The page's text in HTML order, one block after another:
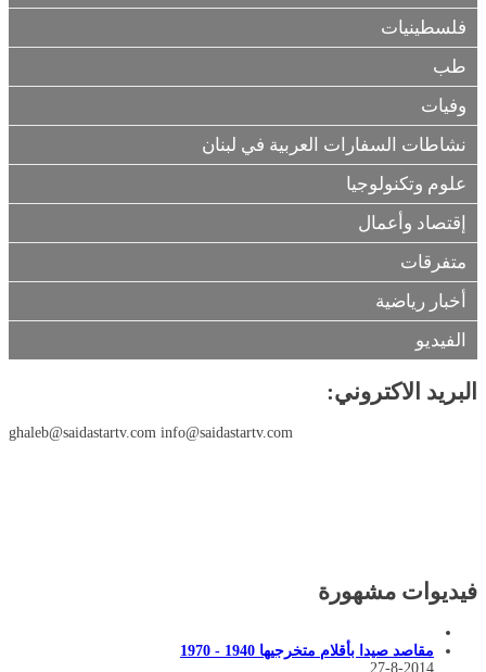
فلسطينيات
طب
وفيات
نشاطات السفارات العربية في لبنان
علوم وتكنولوجيا
إقتصاد وأعمال
متفرقات
أخبار رياضية
الفيديو
البريد الاكتروني:
ghaleb@saidastartv.com info@saidastartv.com
فيديوات مشهورة
مقاصد صيدا بأقلام متخرجيها 1940 - 1970
27-8-2014